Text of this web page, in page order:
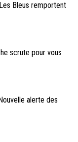
Bleus remportent
scrute pour vous
alerte des